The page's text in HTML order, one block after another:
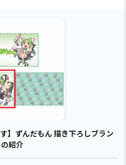
】ずんだもん 描き下ろしブラン
紹介